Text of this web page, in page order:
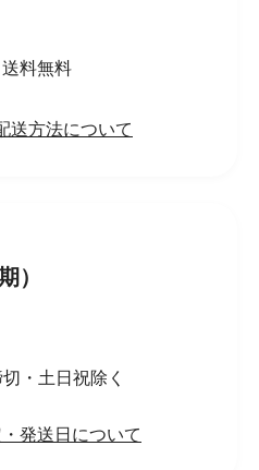
送料無料
送方法について
）
・土日祝除く
発送日について